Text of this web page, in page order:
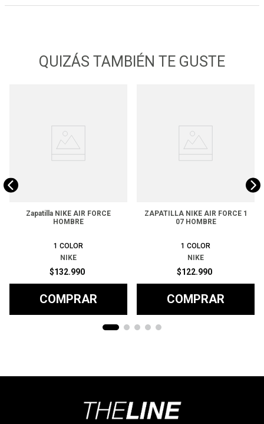
QUIZÁS TAMBIÉN TE GUSTE
Zapatilla NIKE AIR FORCE
HOMBRE
1 COLOR
NIKE
$132.990
COMPRAR
ZAPATILLA NIKE AIR FORCE 1
07 HOMBRE
1 COLOR
NIKE
$122.990
COMPRAR